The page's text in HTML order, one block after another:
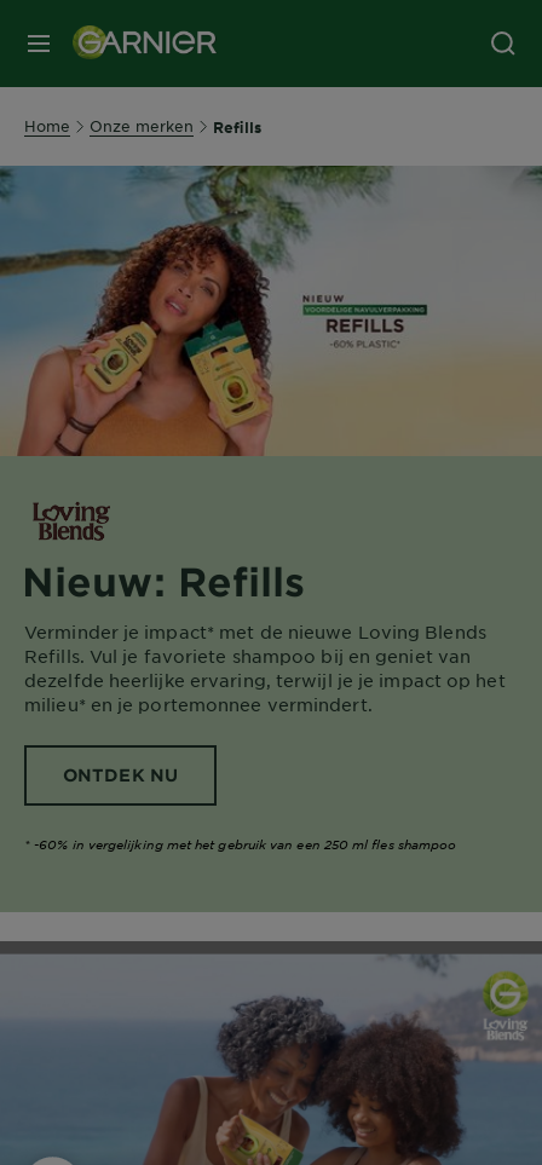
MENU
Home Onze merken Refills
Nieuw: Refills​
Verminder je impact* met de nieuwe Loving Blends
Refills. Vul je favoriete shampoo bij en geniet van
dezelfde heerlijke ervaring, terwijl je je impact op het
milieu* en je portemonnee vermindert.​
ONTDEK NU
* -60% in vergelijking met het gebruik van een 250 ml fles shampoo​